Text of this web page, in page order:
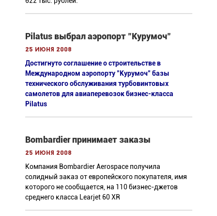
Pilatus выбрал аэропорт "Курумоч"
25 июня 2008
Достигнуто соглашение о строительстве в
Международном аэропорту "Курумоч" базы
технического обслуживания турбовинтовых
самолетов для авиаперевозок бизнес-класса
Pilatus
Bombardier принимает заказы
25 июня 2008
Компания Bombardier Aerospace получила
солидный заказ от европейского покупателя, имя
которого не сообщается, на 110 бизнес-джетов
среднего класса Learjet 60 XR